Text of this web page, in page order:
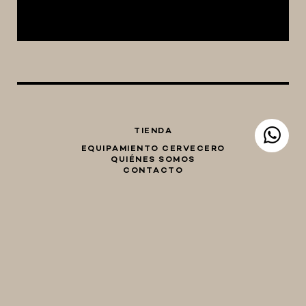
TIENDA
EQUIPAMIENTO CERVECERO
QUIÉNES SOMOS
CONTACTO